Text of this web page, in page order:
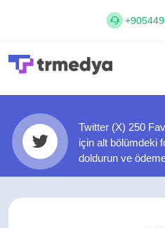
Twitter (X) 250
için alt bölümdeki
doldurun ve